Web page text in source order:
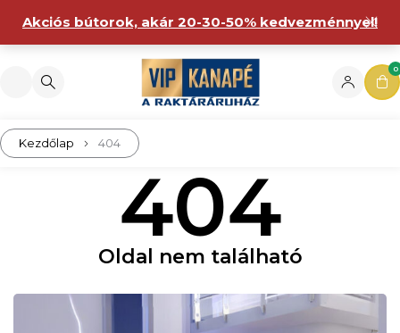
Akciós bútorok, akár 20-30-50% kedvezménnyel!
0
Kezdőlap 404
404
Oldal nem található